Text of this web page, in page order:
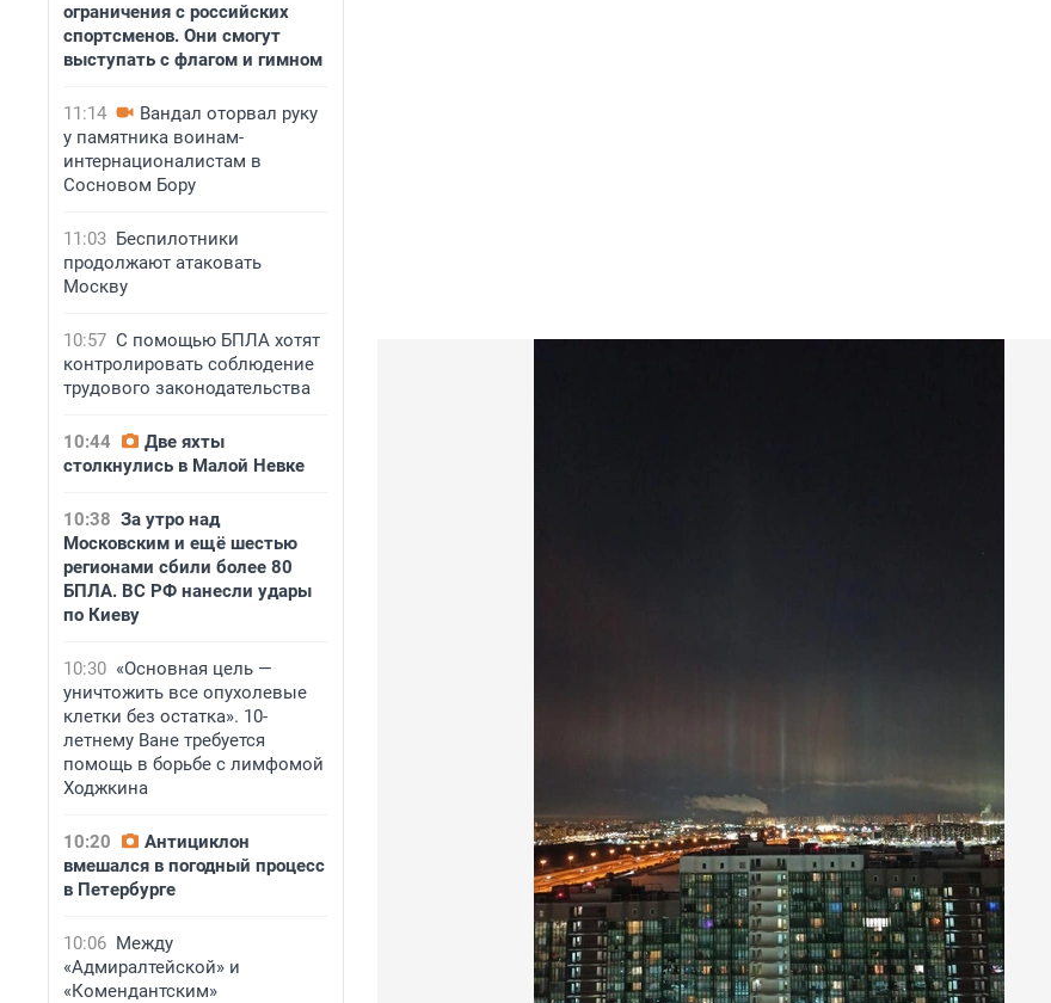
ограничения с российских
спортсменов. Они смогут
выступать с флагом и гимном
11:14
Вандал оторвал руку
у памятника воинам-
интернационалистам в
Сосновом Бору
11:03 Беспилотники
продолжают атаковать
Москву
10:57 С помощью БПЛА хотят
контролировать соблюдение
трудового законодательства
10:44
Две яхты
столкнулись в Малой Невке
10:38 За утро над
Московским и ещё шестью
регионами сбили более 80
БПЛА. ВС РФ нанесли удары
по Киеву
10:30 «Основная цель —
уничтожить все опухолевые
клетки без остатка». 10-
летнему Ване требуется
помощь в борьбе с лимфомой
Ходжкина
10:20
Антициклон
вмешался в погодный процесс
в Петербурге
10:06 Между
«Адмиралтейской» и
«Комендантским»